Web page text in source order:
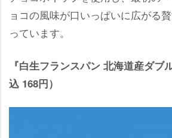
ョコの風味が口いっぱいに広がる
っています。
『白生フランスパン 北海道産ダブ
込 168円）